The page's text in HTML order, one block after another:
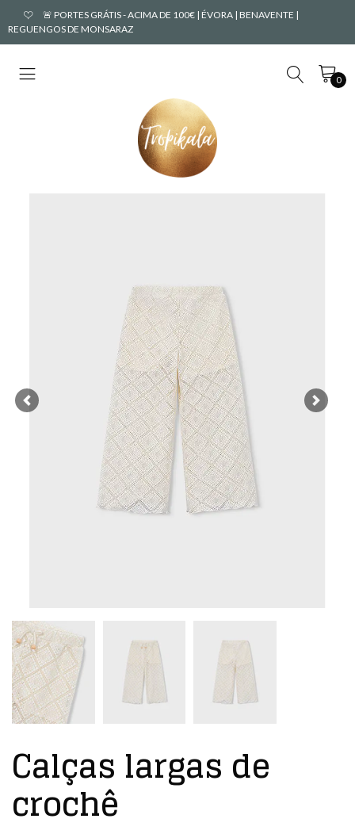
🚨 PORTES GRÁTIS - ACIMA DE 100€ | ÉVORA | BENAVENTE |
REGUENGOS DE MONSARAZ
0
Previous Next
Calças largas de
crochê